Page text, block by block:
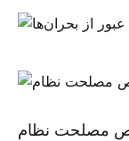
مصلحت نظام